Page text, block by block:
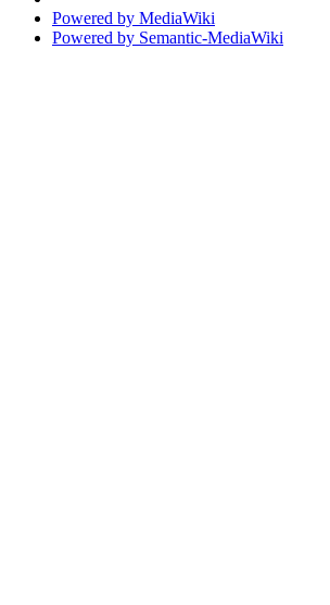
Powered by MediaWiki
Powered by Semantic-MediaWiki